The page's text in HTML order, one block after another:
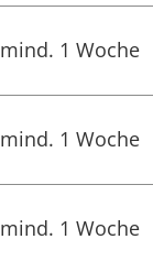
mind. 1 Woche
mind. 1 Woche
mind. 1 Woche